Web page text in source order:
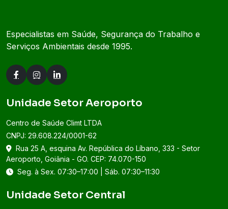
Especialistas em Saúde, Segurança do Trabalho e
Serviços Ambientais desde 1995.
Unidade Setor Aeroporto
Centro de Saúde Climt LTDA
CNPJ: 29.608.224/0001-62
Rua 25 A, esquina Av. República do Líbano, 333 - Setor
Aeroporto, Goiânia - GO. CEP: 74.070-150
Seg. à Sex. 07:30–17:00 | Sáb. 07:30–11:30
Unidade Setor Central